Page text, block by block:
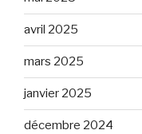
avril 2025
mars 2025
janvier 2025
décembre 2024